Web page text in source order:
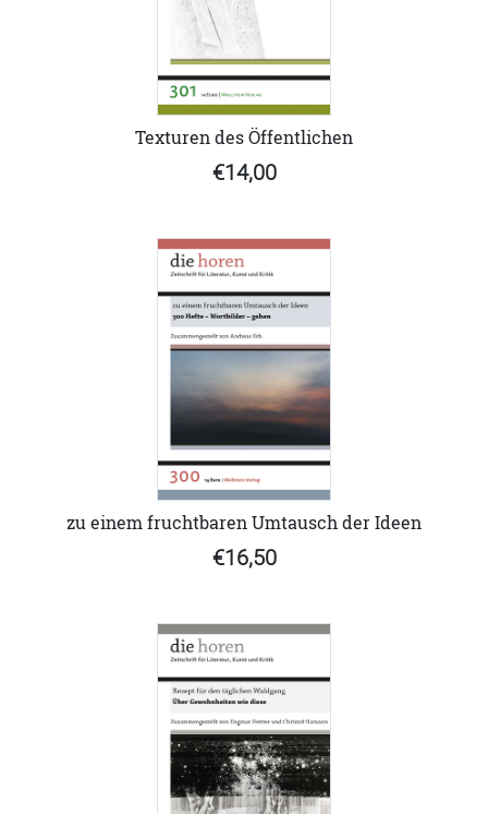
Texturen des Öffentlichen
€14,00
zu einem fruchtbaren Umtausch der Ideen
€16,50